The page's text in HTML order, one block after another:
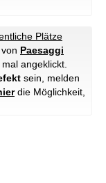
Plätze
Paesaggi
angeklickt.
sein, melden
die Möglichkeit,